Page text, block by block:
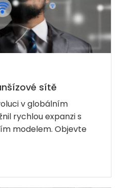
​​sítě
v globálním
rychlou expanzi s
modelem. Objevte